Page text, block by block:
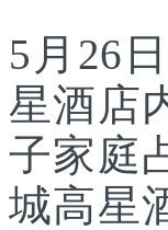
5月26
星酒店
子家庭
城高星